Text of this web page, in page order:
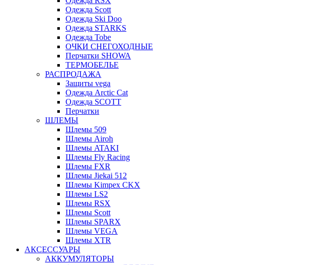
Одежда Scott
Одежда Ski Doo
Одежда STARKS
Одежда Tobe
ОЧКИ СНЕГОХОДНЫЕ
Перчатки SHOWA
ТЕРМОБЕЛЬЕ
РАСПРОДАЖА
Защиты vega
Одежда Arctic Cat
Одежда SCOTT
Перчатки
ШЛЕМЫ
Шлемы 509
Шлемы Airoh
Шлемы ATAKI
Шлемы Fly Racing
Шлемы FXR
Шлемы Jiekai 512
Шлемы Kimpex CKX
Шлемы LS2
Шлемы RSX
Шлемы Scott
Шлемы SPARX
Шлемы VEGA
Шлемы XTR
АКСЕССУАРЫ
АККУМУЛЯТОРЫ